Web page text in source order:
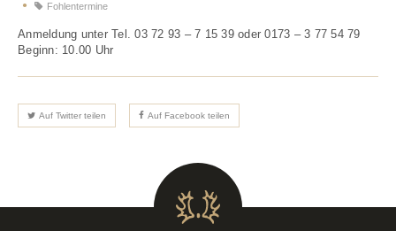
Fohlentermine
Anmeldung unter Tel. 03 72 93 – 7 15 39 oder 0173 – 3 77 54 79
Beginn: 10.00 Uhr
Auf Twitter teilen Auf Facebook teilen